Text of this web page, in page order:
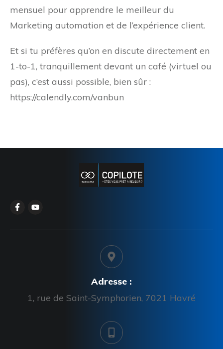
mensuel pour apprendre le meilleur du
Marketing automation et de l’expérience client.
Et si tu préfères qu’on en discute directement en
1-to-1, tranquillement devant un café (virtuel ou
pas), c’est aussi possible, bien sûr :
https://calendly.com/vanbun
Adresse :
1, rue de Saint-Symphorien, 7021 Havré